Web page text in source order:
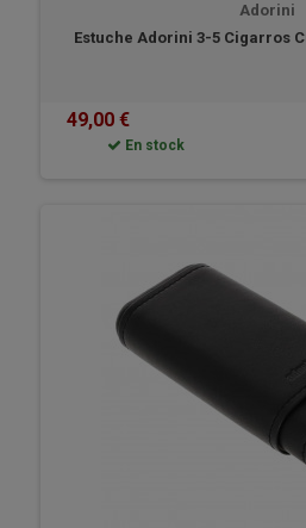
Adorini
Estuche Adorini 3-5 Cigarros
49,00 €
En stock